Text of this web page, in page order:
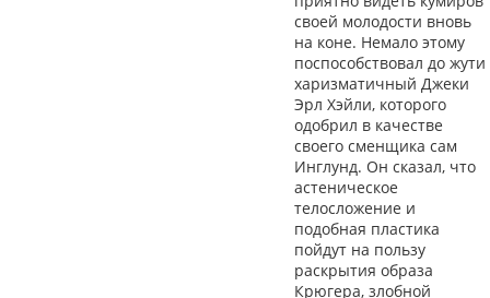
своей молодости вновь
на коне. Немало этому
поспособствовал до жути
харизматичный Джеки
Эрл Хэйли, которого
одобрил в качестве
своего сменщика сам
Инглунд. Он сказал, что
астеническое
телосложение и
подобная пластика
пойдут на пользу
раскрытия образа
Крюгера, злобной